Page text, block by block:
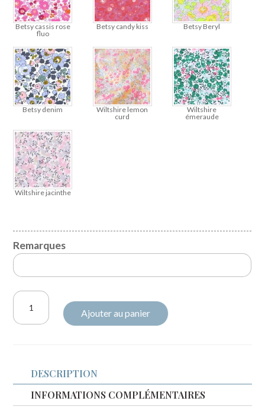
Betsy cassis rose
fluo
Betsy candy kiss Betsy Beryl
Betsy denim
Wiltshire lemon
curd
Wiltshire
émeraude
Wiltshire jacinthe
Remarques
quantité
viscose
Ajouter au panier
DESCRIPTION
INFORMATIONS COMPLÉMENTAIRES